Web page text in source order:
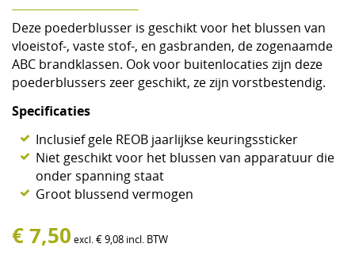
Deze poederblusser is geschikt voor het blussen van
vloeistof-, vaste stof-, en gasbranden, de zogenaamde
ABC brandklassen. Ook voor buitenlocaties zijn deze
poederblussers zeer geschikt, ze zijn vorstbestendig.
Specificaties
Inclusief gele REOB jaarlijkse keuringssticker
Niet geschikt voor het blussen van apparatuur die
onder spanning staat
Groot blussend vermogen
€7,50 excl. €9,08 incl. BTW